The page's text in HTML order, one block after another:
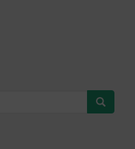
te